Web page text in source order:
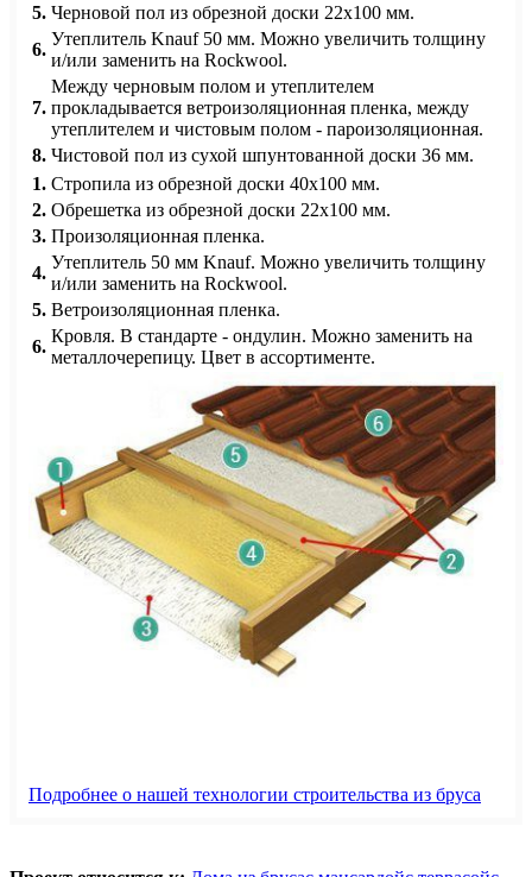
5. Черновой пол из обрезной доски 22х100 мм.
6.
Утеплитель Knauf 50 мм. Можно увеличить толщину
и/или заменить на Rockwool.
7.
Между черновым полом и утеплителем
прокладывается ветроизоляционная пленка, между
утеплителем и чистовым полом - пароизоляционная.
8. Чистовой пол из сухой шпунтованной доски 36 мм.
1. Стропила из обрезной доски 40х100 мм.
2. Обрешетка из обрезной доски 22х100 мм.
3. Произоляционная пленка.
4.
Утеплитель 50 мм Knauf. Можно увеличить толщину
и/или заменить на Rockwool.
5. Ветроизоляционная пленка.
6.
Кровля. В стандарте - ондулин. Можно заменить на
металлочерепицу. Цвет в ассортименте.
Подробнее о нашей технологии строительства из бруса